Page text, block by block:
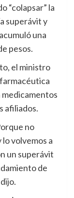
“colapsar” la
superávit y
una
pesos.
el ministro
afiliados.
no
volvemos a
un superávit
de